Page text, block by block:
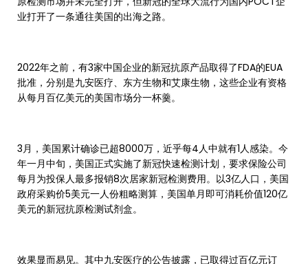
业打开了一条通往美国的出海之路。
2022年之前，有3家中国企业的新冠抗原产品取得了FDA的EUA
批准，分别是九安医疗、东方生物和艾康生物，这些企业有资格
从每月百亿美元的美国市场分一杯羹。
3月，美国累计确诊已超8000万，近乎每4人中就有1人感染。今
年一月中旬，美国正式实施了新冠快速检测计划，要求保险公司
每月为投保人最多报销8次居家新冠检测费用。以3亿人口，美国
政府采购价5美元一人份粗略测算，美国单月即可消耗价值120亿
美元的新冠抗原检测试剂盒。
效果显而易见。其中九安医疗的公告披露，已取得过百亿元订